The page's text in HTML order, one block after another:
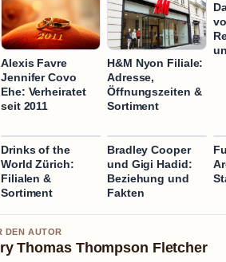
Alexis Favre
Jennifer Covo
Ehe: Verheiratet
seit 2011
H&M Nyon Filiale:
Adresse,
Öffnungszeiten &
Sortiment
Drinks of the
World Zürich:
Filialen &
Sortiment
Bradley Cooper
und Gigi Hadid:
Beziehung und
Fakten
DEN AUTOR
Thomas Thompson Fletcher